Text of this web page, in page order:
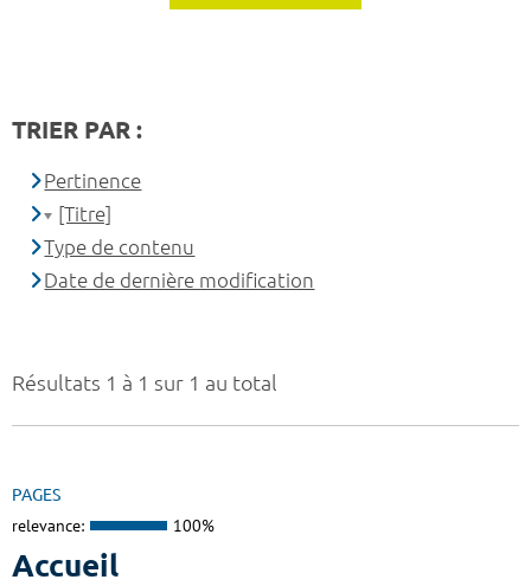
Résultats 1 à 1 sur 1 au total
PAGES
relevance: 100%
Accueil
TRIER PAR :
Pertinence
[Titre]
Type de contenu
Date de dernière modification